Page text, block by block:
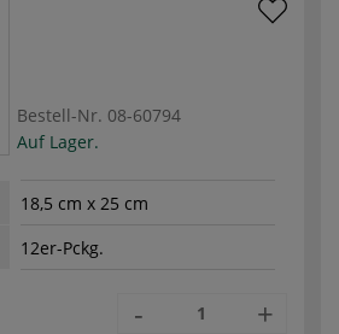
Bestell-Nr. 08-60794
Auf Lager.
18,5 cm x 25 cm
12er-Pckg.
- +